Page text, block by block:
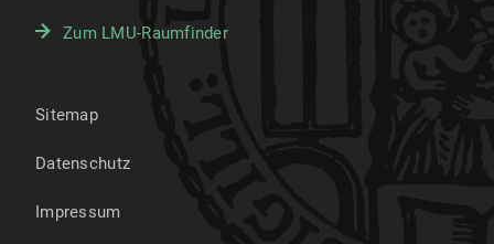
Zum LMU-Raumfinder
Sitemap
Datenschutz
Impressum